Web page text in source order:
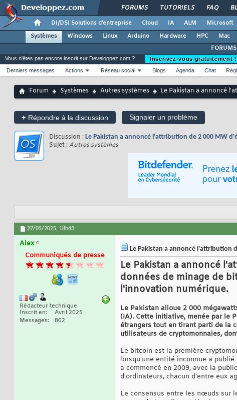
FORUMS TUTORIELS FAQ
DI/DSI Solutions d'entreprise Cloud IA ALM Microsoft
Systèmes
Windows Linux Arduino Hardware HPC Mac
Vous n'êtes pas encore inscrit sur Developpez.com ?
Inscrivez-vous gratuitement !
Derniers messages
Actions Réseau social Blogs Agenda Chat
Forum Systèmes Autres systèmes Le Pakistan a annoncé
+ Répondre à la discussion Signaler un problème
Discussion : Le Pakistan a annoncé l'attribution de 2 000 MW
Sujet :Autres systèmes
27/05/2025, 18h43
Alex
Communiqués de presse
Rédacteur technique
Inscrit en
Avril 2025
Messages
862
Le Pakistan a annoncé l'attribution
Le Pakistan a annoncé
données de minage de
l'innovation numérique.
Le Pakistan alloue 2 000
(IA). Cette initiative, menée par le
étrangers tout en tirant parti de la
utilisateurs de cryptomonnaies,
Le bitcoin est la première
lorsqu'une entité inconnue a
a commencé en 2009, avec la
d'ordinateurs, chacun d'entre eux
Le consensus entre les nœuds sur